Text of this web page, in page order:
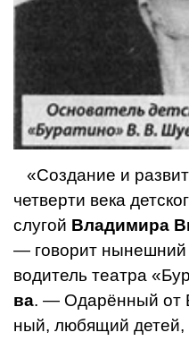
«Создание и
четверти века
слугой Владимира
— говорит
водитель театра
ва. — Одарённый от
ный, любящий детей,